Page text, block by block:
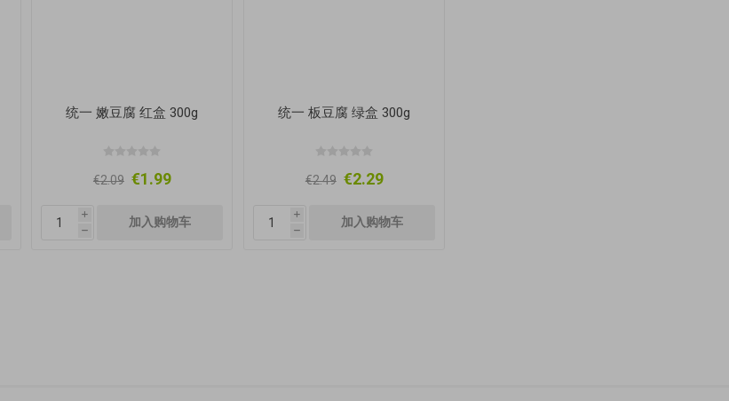
统一 嫩豆腐 红盒 300g
€2.09 €1.99
i
h
统一 板豆腐 绿盒 300g
€2.49 €2.29
i
h